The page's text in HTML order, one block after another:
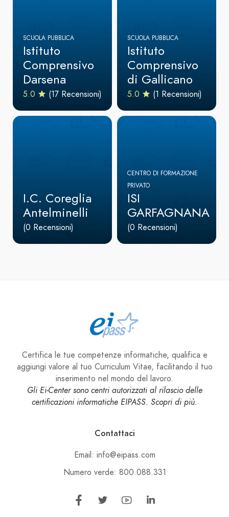
SCUOLA PUBBLICA
Istituto
Comprensivo
Darsena
5.0 (17 Recensioni)
SCUOLA PUBBLICA
Istituto
Comprensivo
di Gallicano
5.0 (1 Recensioni)
I.C. Coreglia
Antelminelli
(0 Recensioni)
CENTRO DI FORMAZIONE
PRIVATO
ISI
GARFAGNANA
(0 Recensioni)
Certifica le tue competenze informatiche, qualifica e
aggiungi valore al tuo Curriculum Vitae, facilitando il tuo
inserimento nel mondo del lavoro.
Gli Ei-Center sono centri autorizzati al rilascio delle
certificazioni informatiche EIPASS. Scopri di più.
Contattaci
Email: info@eipass.com
Numero verde: 800.088.331